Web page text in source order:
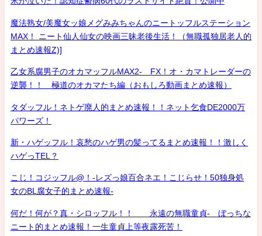
魔法熟女/美魔女ッ娘メグみみちゃんのニートッフルステーション
MAX！ ニート仙人仙女の映画三昧老後生活！（無職孤独居老人的
まとめ速報Z)]
乙女系腐男子のオカマッフルMAX2- FX！オ・カマトレーダーの
逆襲！！ 極道のオカマたち編（おもしろ動画まとめ速報）
タダッフル！ネトゲ廃人的まとめ速報！！ネット乞食DE2000万
パワーズ！
新・ハゲッフル！哀愁のハゲ男の髪ってるまとめ速報！！激しく
ハゲっTEL？
こじ！コジッフル@！-レズっ娘百合ネエ！こじらせ！50独身処
女のBL腐女子的まとめ速報-
何だ！何が？真・シロッフル！！ 永遠の無職童貞- ぼっちな
ニート的まとめ速報！一生童貞上等夜露死苦！